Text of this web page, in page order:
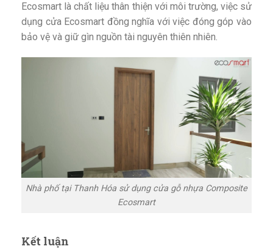
Ecosmart là chất liệu thân thiện với môi trường, việc sử
dụng cửa Ecosmart đồng nghĩa với việc đóng góp vào
bảo vệ và giữ gìn nguồn tài nguyên thiên nhiên.
Nhà phố tại Thanh Hóa sử dụng cửa gỗ nhựa Composite
Ecosmart
Kết luận